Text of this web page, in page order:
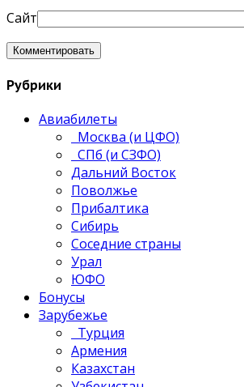
Сайт
Рубрики
Авиабилеты
Москва (и ЦФО)
СПб (и СЗФО)
Дальний Восток
Поволжье
Прибалтика
Сибирь
Соседние страны
Урал
ЮФО
Бонусы
Зарубежье
Турция
Армения
Казахстан